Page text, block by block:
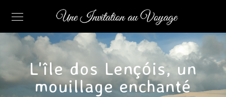
L'île dos Lençóis, un
mouillage enchanté